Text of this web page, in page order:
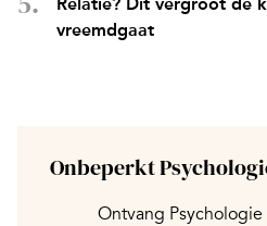
vreemdgaat
Onbeperkt
Ontvang